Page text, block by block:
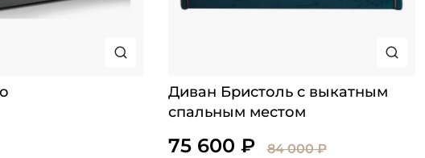
Диван Бристоль с выкатным
спальным местом
75 600 ₽ 84 000 ₽